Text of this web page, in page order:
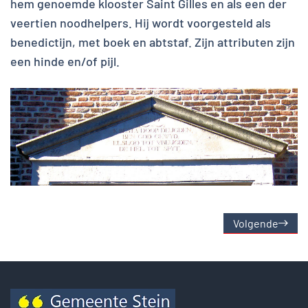
hem genoemde klooster Saint Gilles en als een der
veertien noodhelpers. Hij wordt voorgesteld als
benedictijn, met boek en abtstaf. Zijn attributen zijn
een hinde en/of pijl.
Volgende